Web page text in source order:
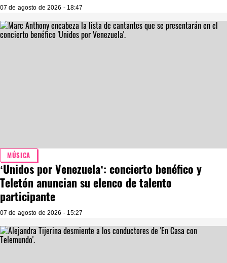
07 de agosto de 2026 - 18:47
MÚSICA
‘Unidos por Venezuela’: concierto benéfico y
Teletón anuncian su elenco de talento
participante
07 de agosto de 2026 - 15:27